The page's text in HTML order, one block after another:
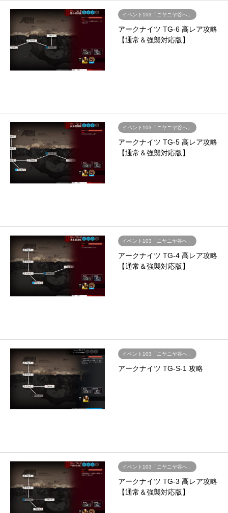
イベント103「ニヤニヤ谷へ」
アークナイツ TG-6 高レア攻略
【通常＆強襲対応版】
イベント103「ニヤニヤ谷へ」
アークナイツ TG-5 高レア攻略
【通常＆強襲対応版】
イベント103「ニヤニヤ谷へ」
アークナイツ TG-4 高レア攻略
【通常＆強襲対応版】
イベント103「ニヤニヤ谷へ」
アークナイツ TG-S-1 攻略
イベント103「ニヤニヤ谷へ」
アークナイツ TG-3 高レア攻略
【通常＆強襲対応版】